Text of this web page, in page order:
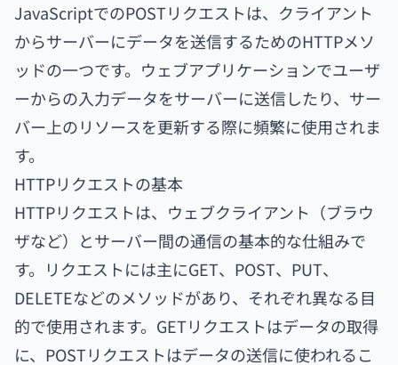
JavaScriptでのPOSTリクエストは、 クライアント
からサーバーにデータを送信するためのHTTPメソ
ッドの一つです。ウェブアプリケーションでユーザ
ーからの入力データをサーバーに送信したり、サー
バー上のリソースを更新する際に頻繁に使用されま
す。
HTTPリクエストの基本
HTTPリクエストは、 ウェブクライアント（ブラウ
ザなど）とサーバー間の通信の基本的な仕組みで
す。リクエストには主にGET、POST、PUT、
DELETEなどのメソッドがあり、それぞれ異なる目
的で使用されます。GETリクエストはデータの取得
に、POSTリクエストはデータの送信に使われるこ